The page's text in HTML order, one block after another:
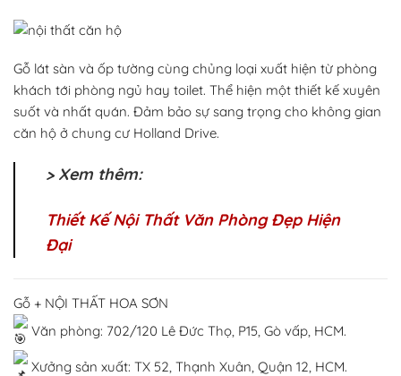
Gỗ lát sàn và ốp tường cùng chủng loại xuất hiện từ phòng
khách tới phòng ngủ hay toilet. Thể hiện một thiết kế xuyên
suốt và nhất quán. Đảm bảo sự sang trọng cho không gian
căn hộ ở chung cư Holland Drive.
> Xem thêm:
Thiết Kế Nội Thất Văn Phòng Đẹp Hiện
Đại
Gỗ + NỘI THẤT HOA SƠN
Văn phòng: 702/120 Lê Đức Thọ, P15, Gò vấp, HCM.
Xưởng sản xuất: TX 52, Thạnh Xuân, Quận 12, HCM.